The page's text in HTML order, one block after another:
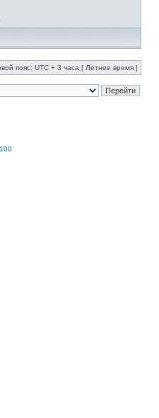
пояс: UTC + 3 часа [ Летнее время ]